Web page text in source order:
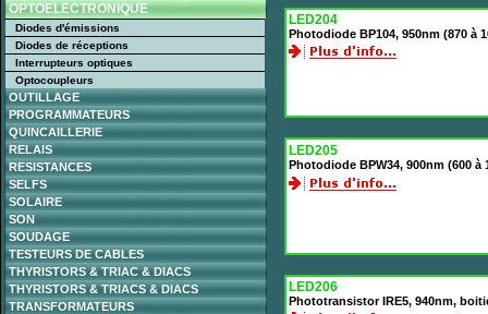
OPTOELECTRONIQUE
Diodes d'émissions
Diodes de réceptions
Interrupteurs optiques
Optocoupleurs
OUTILLAGE
PROGRAMMATEURS
QUINCAILLERIE
RELAIS
RESISTANCES
SELFS
SOLAIRE
SON
SOUDAGE
TESTEURS DE CABLES
THYRISTORS & TRIAC & DIACS
THYRISTORS & TRIACS & DIACS
TRANSFORMATEURS
LED204
Photodiode BP104, 950nm (870 à
LED205
Photodiode BPW34, 900nm (600 à
LED206
Phototransistor IRE5, 940nm,